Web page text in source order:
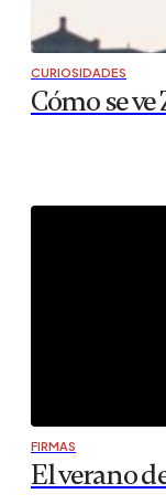
CURIOSIDADES
Cómo se
FIRMAS
El verano